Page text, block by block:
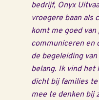
bedrijf, Onyx
vroegere baan als
komt me goed van
communiceren en
de begeleiding
belang. Ik vind het
dicht bij families
mee te denken bij